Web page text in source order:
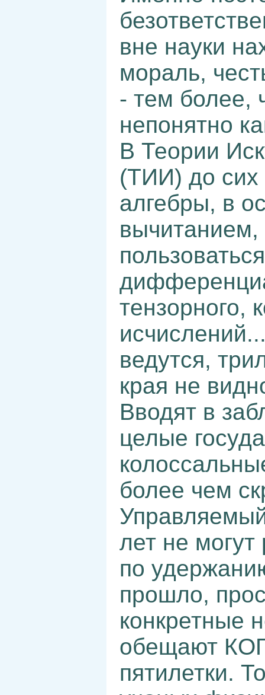
вне науки
мораль,
- тем более,
непонятно
В Теории
(ТИИ) до сих
алгебры, в
вычитанием,
тензорного,
ведутся,
края не
Вводят в
целые
более чем
лет не
по
прошло,
конкретные
обещают
пятилетки.